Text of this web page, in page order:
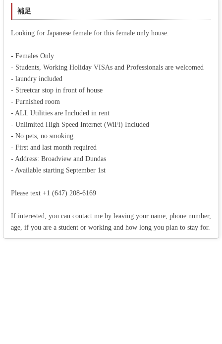
補足
Looking for Japanese female for this female only house.
- Females Only
- Students, Working Holiday VISAs and Professionals are welcomed
- laundry included
- Streetcar stop in front of house
- Furnished room
- ALL Utilities are Included in rent
- Unlimited High Speed Internet (WiFi) Included
- No pets, no smoking.
- First and last month required
- Address: Broadview and Dundas
- Available starting September 1st
Please text +1 (647) 208-6169
If interested, you can contact me by leaving your name, phone number,
age, if you are a student or working and how long you plan to stay for.